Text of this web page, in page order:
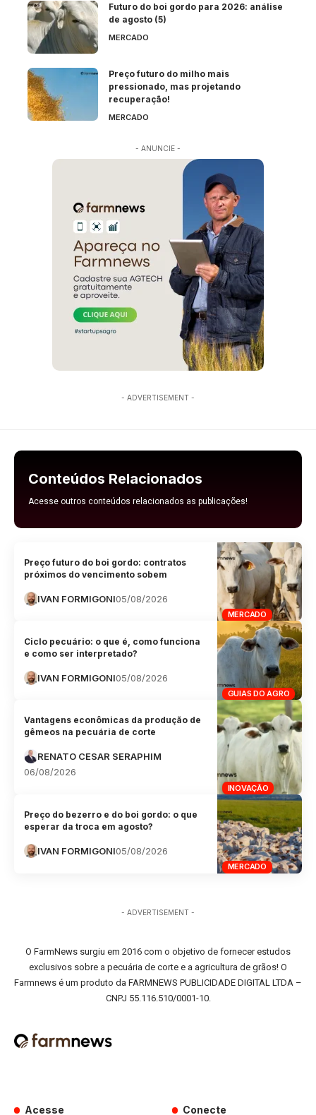
Futuro do boi gordo para 2026: análise
de agosto (5)
MERCADO
Preço futuro do milho mais
pressionado, mas projetando
recuperação!
MERCADO
- ANUNCIE -
- ADVERTISEMENT -
Conteúdos Relacionados
Acesse outros conteúdos relacionados as publicações!
MERCADO
Preço futuro do boi gordo: contratos
próximos do vencimento sobem
IVAN FORMIGONI05/08/2026
GUIAS DO AGRO
Ciclo pecuário: o que é, como funciona
e como ser interpretado?
IVAN FORMIGONI05/08/2026
INOVAÇÃO
Vantagens econômicas da produção de
gêmeos na pecuária de corte
RENATO CESAR SERAPHIM
06/08/2026
MERCADO
Preço do bezerro e do boi gordo: o que
esperar da troca em agosto?
IVAN FORMIGONI05/08/2026
- ADVERTISEMENT -
O FarmNews surgiu em 2016 com o objetivo de fornecer estudos
exclusivos sobre a pecuária de corte e a agricultura de grãos! O
Farmnews é um produto da FARMNEWS PUBLICIDADE DIGITAL LTDA –
CNPJ 55.116.510/0001-10.
Acesse Conecte